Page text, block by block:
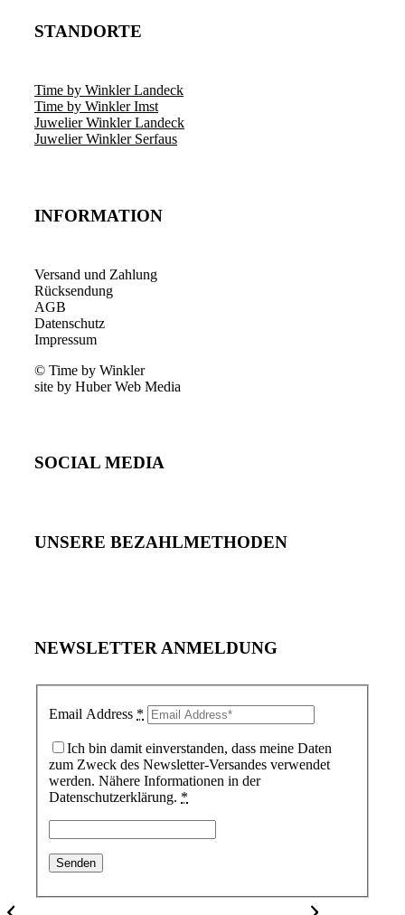
STANDORTE
Time by Winkler Landeck
Time by Winkler Imst
Juwelier Winkler Landeck
Juwelier Winkler Serfaus
INFORMATION
Versand und Zahlung
Rücksendung
AGB
Datenschutz
Impressum
© Time by Winkler
site by Huber Web Media
SOCIAL MEDIA
UNSERE BEZAHLMETHODEN
NEWSLETTER ANMELDUNG
Email Address *
Ich bin damit einverstanden, dass meine Daten
zum Zweck des Newsletter-Versandes verwendet
werden. Nähere Informationen in der
Datenschutzerklärung. *